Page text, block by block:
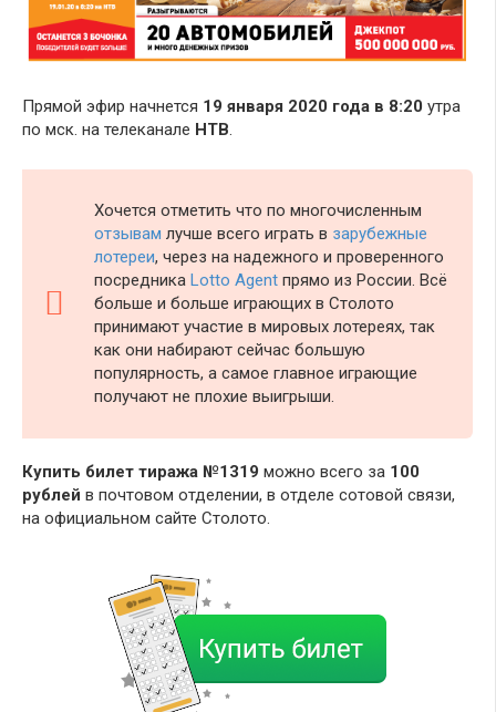
Прямой эфир начнется 19 января 2020 года в 8:20 утра
по мск. на телеканале НТВ.
Хочется отметить что по многочисленным
отзывам лучше всего играть в зарубежные
лотереи, через на надежного и проверенного
посредника Lotto Agent прямо из России. Всё
больше и больше играющих в Столото
принимают участие в мировых лотереях, так
как они набирают сейчас большую
популярность, а самое главное играющие
получают не плохие выигрыши.
Купить билет тиража №1319 можно всего за 100
рублей в почтовом отделении, в отделе сотовой связи,
на официальном сайте Столото.